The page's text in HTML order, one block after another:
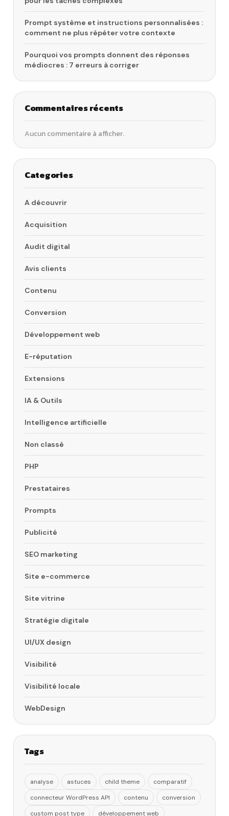
Prompt système et instructions personnalisées :
comment ne plus répéter votre contexte
Pourquoi vos prompts donnent des réponses
médiocres : 7 erreurs à corriger
Commentaires récents
Aucun commentaire à afficher.
Categories
A découvrir
Acquisition
Audit digital
Avis clients
Contenu
Conversion
Développement web
E-réputation
Extensions
IA & Outils
Intelligence artificielle
Non classé
PHP
Prestataires
Prompts
Publicité
SEO marketing
Site e-commerce
Site vitrine
Stratégie digitale
UI/UX design
Visibilité
Visibilité locale
WebDesign
Tags
analyse astuces child theme
comparatif
connecteur WordPress API
contenu
conversion
custom post type
développement web